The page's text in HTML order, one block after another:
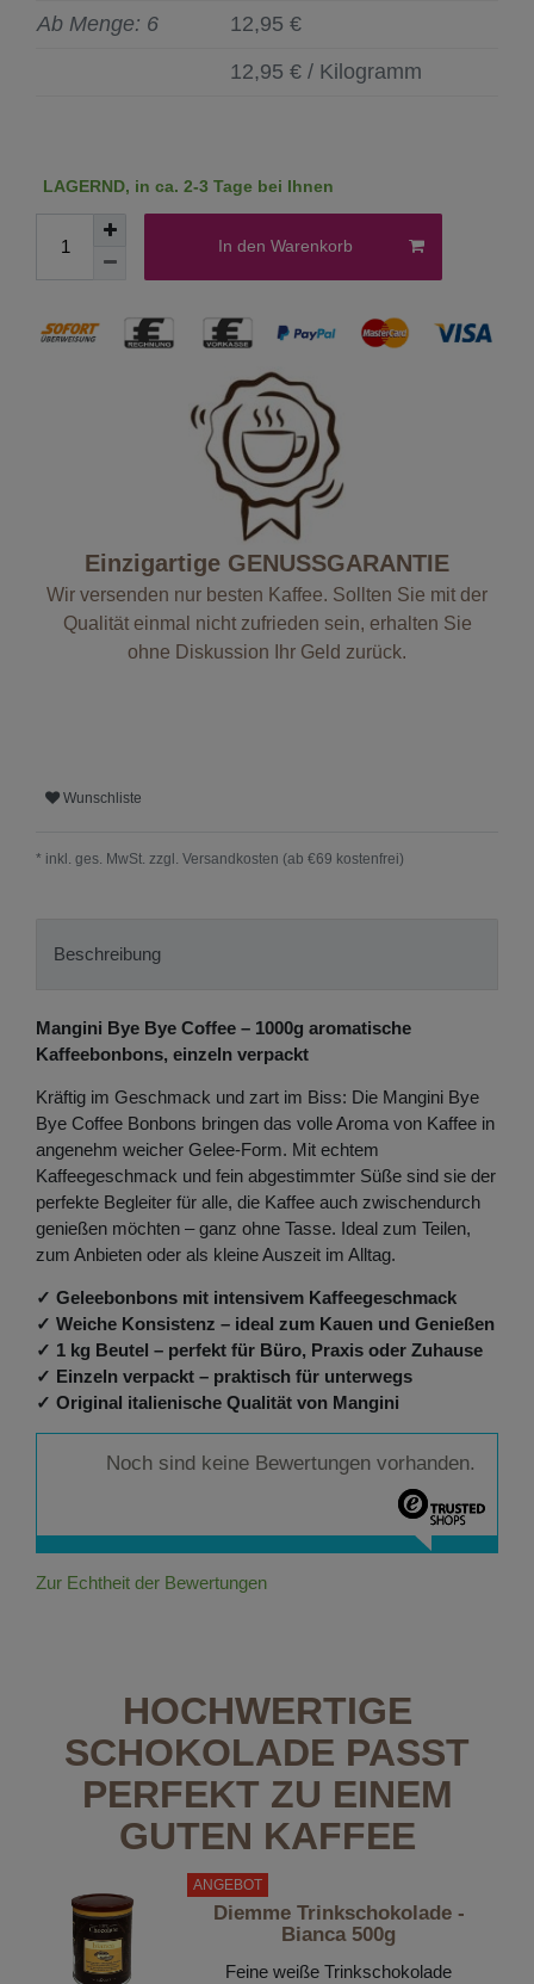
Ab Menge: 6
12,95 €
12,95 € / Kilogramm
LAGERND, in ca. 2-3 Tage bei Ihnen
In den Warenkorb
Einzigartige GENUSSGARANTIE
Wir versenden nur besten Kaffee. Sollten Sie mit der
Qualität einmal nicht zufrieden sein, erhalten Sie
ohne Diskussion Ihr Geld zurück.
Wunschliste
* inkl. ges. MwSt. zzgl. Versandkosten (ab €69 kostenfrei)
Beschreibung
Mangini Bye Bye Coffee – 1000g aromatische
Kaffeebonbons, einzeln verpackt
Kräftig im Geschmack und zart im Biss: Die Mangini Bye
Bye Coffee Bonbons bringen das volle Aroma von Kaffee in
angenehm weicher Gelee-Form. Mit echtem
Kaffeegeschmack und fein abgestimmter Süße sind sie der
perfekte Begleiter für alle, die Kaffee auch zwischendurch
genießen möchten – ganz ohne Tasse. Ideal zum Teilen,
zum Anbieten oder als kleine Auszeit im Alltag.
✓ Geleebonbons mit intensivem Kaffeegeschmack
✓ Weiche Konsistenz – ideal zum Kauen und Genießen
✓ 1 kg Beutel – perfekt für Büro, Praxis oder Zuhause
✓ Einzeln verpackt – praktisch für unterwegs
✓ Original italienische Qualität von Mangini
Noch sind keine Bewertungen vorhanden.
Zur Echtheit der Bewertungen
HOCHWERTIGE
SCHOKOLADE PASST
PERFEKT ZU EINEM
GUTEN KAFFEE
ANGEBOT
Diemme Trinkschokolade -
Bianca 500g
Feine weiße Trinkschokolade